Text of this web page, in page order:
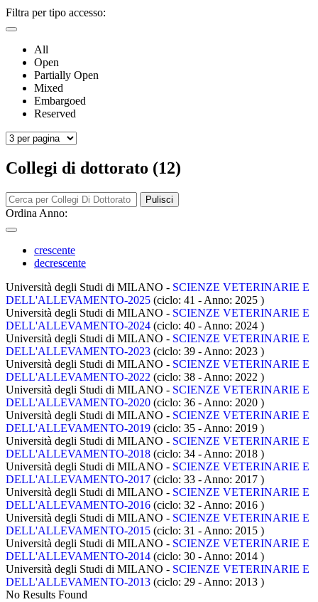
Filtra per tipo accesso:
All
Open
Partially Open
Mixed
Embargoed
Reserved
Collegi di dottorato (12)
Pulisci
Ordina Anno:
crescente
decrescente
Università degli Studi di MILANO - SCIENZE VETERINARIE E
DELL'ALLEVAMENTO-2025 (ciclo: 41 - Anno: 2025 )
Università degli Studi di MILANO - SCIENZE VETERINARIE E
DELL'ALLEVAMENTO-2024 (ciclo: 40 - Anno: 2024 )
Università degli Studi di MILANO - SCIENZE VETERINARIE E
DELL'ALLEVAMENTO-2023 (ciclo: 39 - Anno: 2023 )
Università degli Studi di MILANO - SCIENZE VETERINARIE E
DELL'ALLEVAMENTO-2022 (ciclo: 38 - Anno: 2022 )
Università degli Studi di MILANO - SCIENZE VETERINARIE E
DELL'ALLEVAMENTO-2020 (ciclo: 36 - Anno: 2020 )
Università degli Studi di MILANO - SCIENZE VETERINARIE E
DELL'ALLEVAMENTO-2019 (ciclo: 35 - Anno: 2019 )
Università degli Studi di MILANO - SCIENZE VETERINARIE E
DELL'ALLEVAMENTO-2018 (ciclo: 34 - Anno: 2018 )
Università degli Studi di MILANO - SCIENZE VETERINARIE E
DELL'ALLEVAMENTO-2017 (ciclo: 33 - Anno: 2017 )
Università degli Studi di MILANO - SCIENZE VETERINARIE E
DELL'ALLEVAMENTO-2016 (ciclo: 32 - Anno: 2016 )
Università degli Studi di MILANO - SCIENZE VETERINARIE E
DELL'ALLEVAMENTO-2015 (ciclo: 31 - Anno: 2015 )
Università degli Studi di MILANO - SCIENZE VETERINARIE E
DELL'ALLEVAMENTO-2014 (ciclo: 30 - Anno: 2014 )
Università degli Studi di MILANO - SCIENZE VETERINARIE E
DELL'ALLEVAMENTO-2013 (ciclo: 29 - Anno: 2013 )
No Results Found